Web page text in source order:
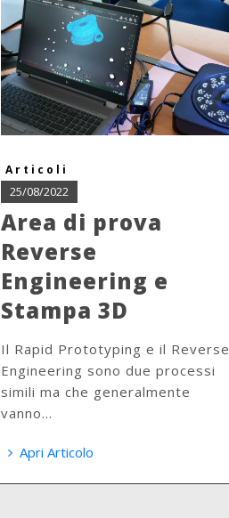
Articoli
25/08/2022
Area di prova
Reverse
Engineering e
Stampa 3D
Il Rapid Prototyping e il Reverse
Engineering sono due processi
simili ma che generalmente
vanno...
Apri Articolo